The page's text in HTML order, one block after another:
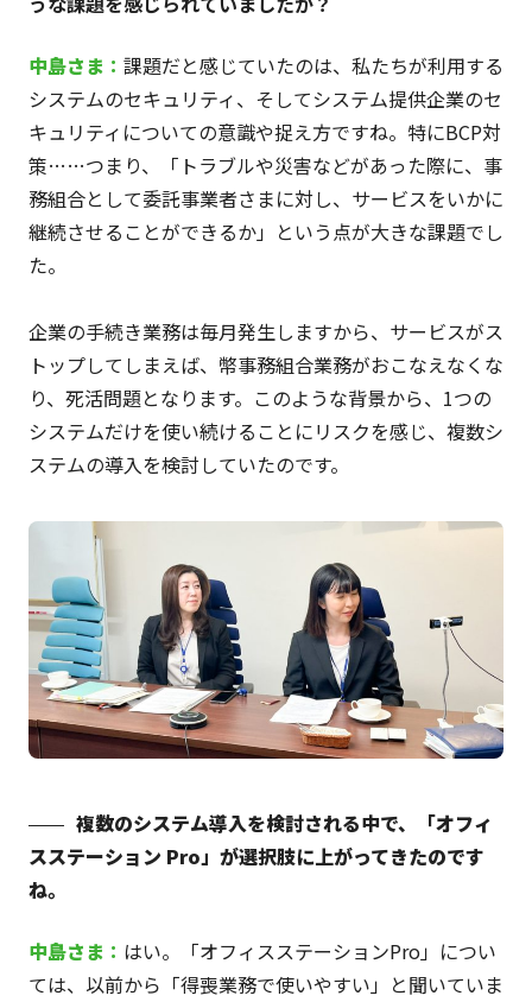
中島さま ： 課題だと感じていたのは、私たちが利用する
システムのセキュリティ、そしてシステム提供企業のセ
キュリティについての意識や捉え方ですね。特にBCP対
策……つまり、「トラブルや災害などがあった際に、事
務組合として委託事業者さまに対し、サービスをいかに
継続させることができるか」という点が大きな課題でし
た。
企業の手続き業務は毎月発生しますから、サービスがス
トップしてしまえば、幣事務組合業務がおこなえなくな
り、死活問題となります。このような背景から、1つの
システムだけを使い続けることにリスクを感じ、複数シ
ステムの導入を検討していたのです。
複数のシステム導入を検討される中で、「オフィ
スステーション Pro」が選択肢に上がってきたのです
ね。
中島さま ： はい。「オフィスステーションPro」につい
ては、以前から「得喪業務で使いやすい」と聞いていま